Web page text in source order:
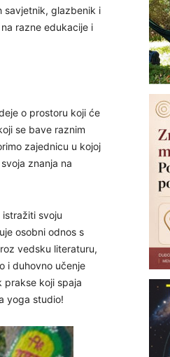
savjetnik, glazbenik i
razne edukacije i
o prostoru koji će
se bave raznim
zajednicu u kojoj
znanja na
svoju
osobni odnos s
vedsku literaturu,
i duhovno učenje
prakse koji spaja
yoga studio!